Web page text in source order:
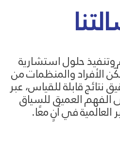
حلول استشارية
الأفراد والمنظمات من
نتائج قابلة للقياس، عبر
الفهم العميق للسياق
العالمية في آنٍ معًا.